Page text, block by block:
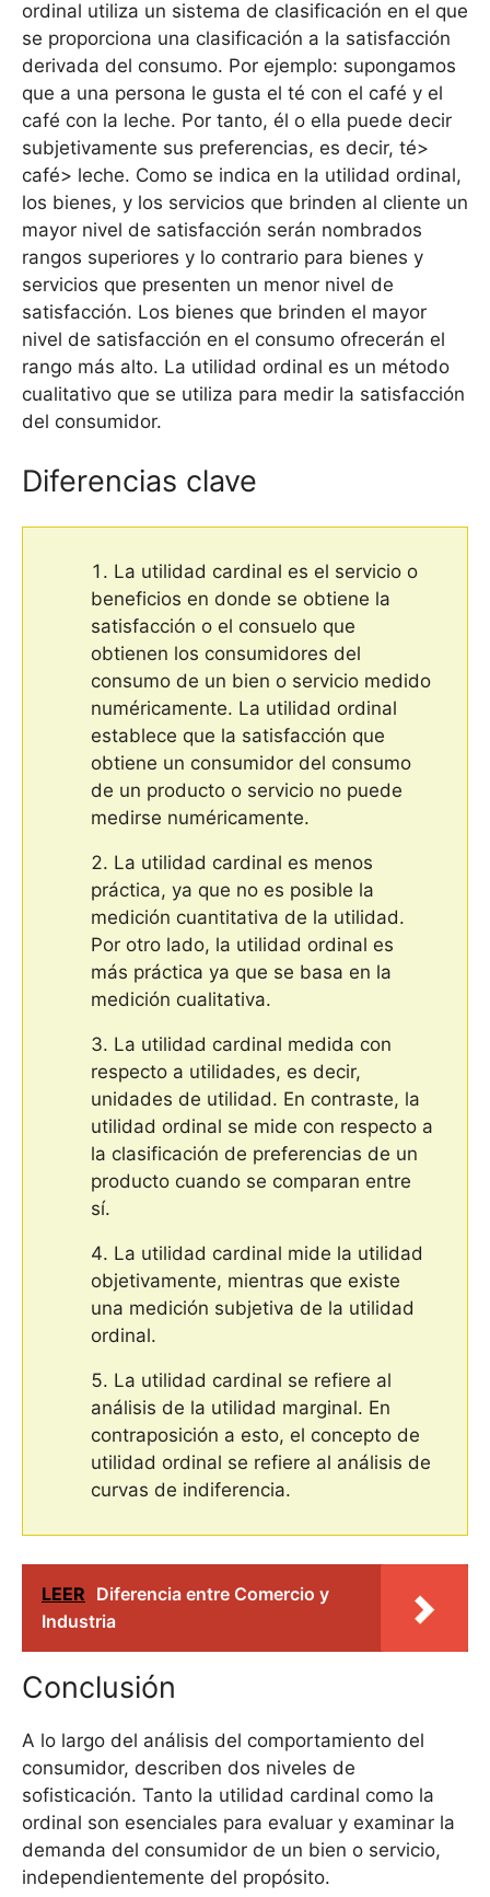
ordinal utiliza un sistema de clasificación en el que
se proporciona una clasificación a la satisfacción
derivada del consumo. Por ejemplo: supongamos
que a una persona le gusta el té con el café y el
café con la leche. Por tanto, él o ella puede decir
subjetivamente sus preferencias, es decir, té>
café> leche. Como se indica en la utilidad ordinal,
los bienes, y los servicios que brinden al cliente un
mayor nivel de satisfacción serán nombrados
rangos superiores y lo contrario para bienes y
servicios que presenten un menor nivel de
satisfacción. Los bienes que brinden el mayor
nivel de satisfacción en el consumo ofrecerán el
rango más alto. La utilidad ordinal es un método
cualitativo que se utiliza para medir la satisfacción
del consumidor.
Diferencias clave
La utilidad cardinal es el servicio o
beneficios en donde se obtiene la
satisfacción o el consuelo que
obtienen los consumidores del
consumo de un bien o servicio medido
numéricamente. La utilidad ordinal
establece que la satisfacción que
obtiene un consumidor del consumo
de un producto o servicio no puede
medirse numéricamente.
La utilidad cardinal es menos
práctica, ya que no es posible la
medición cuantitativa de la utilidad.
Por otro lado, la utilidad ordinal es
más práctica ya que se basa en la
medición cualitativa.
La utilidad cardinal medida con
respecto a utilidades, es decir,
unidades de utilidad. En contraste, la
utilidad ordinal se mide con respecto a
la clasificación de preferencias de un
producto cuando se comparan entre
sí.
La utilidad cardinal mide la utilidad
objetivamente, mientras que existe
una medición subjetiva de la utilidad
ordinal.
La utilidad cardinal se refiere al
análisis de la utilidad marginal. En
contraposición a esto, el concepto de
utilidad ordinal se refiere al análisis de
curvas de indiferencia.
LEER Diferencia entre Comercio y
Industria
Conclusión
A lo largo del análisis del comportamiento del
consumidor, describen dos niveles de
sofisticación. Tanto la utilidad cardinal como la
ordinal son esenciales para evaluar y examinar la
demanda del consumidor de un bien o servicio,
independientemente del propósito.